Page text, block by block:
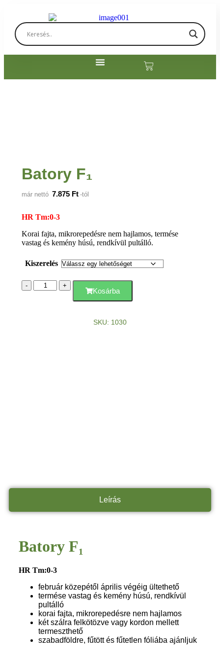
Batory F₁
már nettó 7.875 Ft -tól
HR Tm:0-3
Korai fajta, mikrorepedésre nem hajlamos, termése
vastag és kemény húsú, rendkívül pultálló.
Kiszerelés
- +
Kosárba
SKU: 1030
Leírás
Batory F₁
HR Tm:0-3
február közepétől április végéig ültethető
termése vastag és kemény húsú, rendkívül
pultálló
korai fajta, mikrorepedésre nem hajlamos
két szálra felkötözve vagy kordon mellett
termeszthető
szabadföldre, fűtött és fűtetlen fóliába ajánljuk